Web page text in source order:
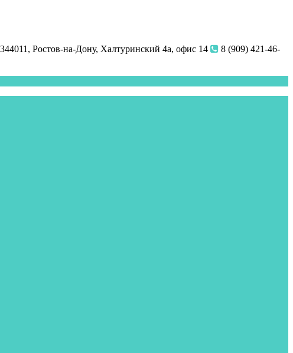
344011, Ростов-на-Дону, Халтуринский 4а, офис 14
8 (909) 421-46-